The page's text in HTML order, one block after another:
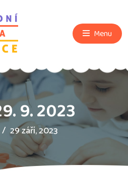
Menu
9. 2023
29 září, 2023